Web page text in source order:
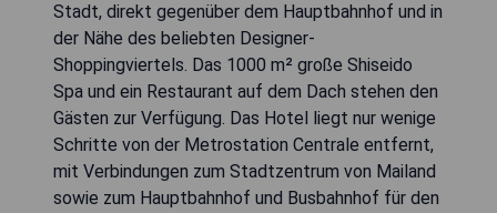
Stadt, direkt gegenüber dem Hauptbahnhof und in
der Nähe des beliebten Designer-
Shoppingviertels. Das 1000 m² große Shiseido
Spa und ein Restaurant auf dem Dach stehen den
Gästen zur Verfügung. Das Hotel liegt nur wenige
Schritte von der Metrostation Centrale entfernt,
mit Verbindungen zum Stadtzentrum von Mailand
sowie zum Hauptbahnhof und Busbahnhof für den